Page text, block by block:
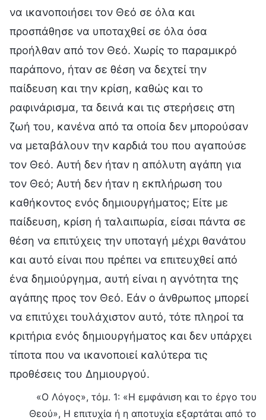
να ικανοποιήσει τον Θεό σε όλα και
προσπάθησε να υποταχθεί σε όλα όσα
προήλθαν από τον Θεό. Χωρίς το παραμικρό
παράπονο, ήταν σε θέση να δεχτεί την
παίδευση και την κρίση, καθώς και το
ραφινάρισμα, τα δεινά και τις στερήσεις στη
ζωή του, κανένα από τα οποία δεν μπορούσαν
να μεταβάλουν την καρδιά του που αγαπούσε
τον Θεό. Αυτή δεν ήταν η απόλυτη αγάπη για
τον Θεό; Αυτή δεν ήταν η εκπλήρωση του
καθήκοντος ενός δημιουργήματος; Είτε με
παίδευση, κρίση ή ταλαιπωρία, είσαι πάντα σε
θέση να επιτύχεις την υποταγή μέχρι θανάτου
και αυτό είναι που πρέπει να επιτευχθεί από
ένα δημιούργημα, αυτή είναι η αγνότητα της
αγάπης προς τον Θεό. Εάν ο άνθρωπος μπορεί
να επιτύχει τουλάχιστον αυτό, τότε πληροί τα
κριτήρια ενός δημιουργήματος και δεν υπάρχει
τίποτα που να ικανοποιεί καλύτερα τις
προθέσεις του Δημιουργού.
«Ο Λόγος», τόμ. 1: «Η εμφάνιση και το έργο του
Θεού», Η επιτυχία ή η αποτυχία εξαρτάται από το